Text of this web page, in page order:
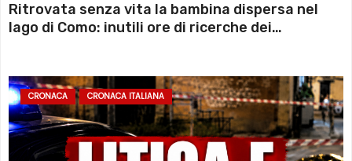
Ritrovata senza vita la bambina dispersa nel
lago di Como: inutili ore di ricerche dei
CRONACA CRONACA ITALIANA